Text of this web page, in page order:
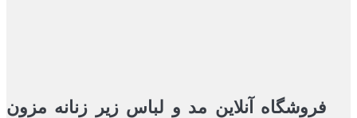
فروشگاه آنلاین مد و لباس زیر زنانه مزون